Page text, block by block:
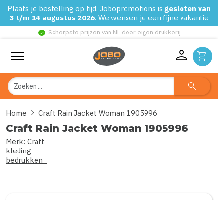
Plaats je bestelling op tijd. Jobopromotions is gesloten van
3 t/m 14 augustus 2026. We wensen je een fijne vakantie
check_circle Scherpste prijzen van NL door eigen drukkerij
person shopping_cart
Zoeken search
Home chevron_right Craft Rain Jacket Woman 1905996
Craft Rain Jacket Woman 1905996
Merk: Craft
kleding
bedrukken